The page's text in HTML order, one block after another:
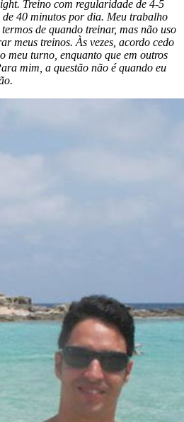
Treino com regularidade de 4-5
de 40 minutos por dia. Meu trabalho
de quando treinar, mas não uso
meus treinos. Às vezes, acordo cedo
meu turno, enquanto que em outros
mim, a questão não équando eu